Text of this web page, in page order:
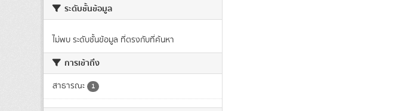
ระดับชั้นข้อมูล
ไม่พบ ระดับชั้นข้อมูล ที่ตรงกับที่ค้นหา
การเข้าถึง
สาธารณะ 1